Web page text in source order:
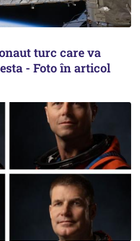
turc care va
- Foto în articol